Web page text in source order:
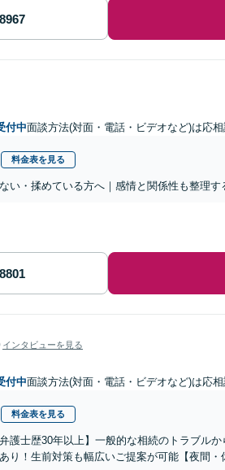
付中面談方法(対面・電話・ビデオなど)は応相
料金表を見る
い・揉めている方へ｜感情と関係性も整理す
インタビューを見る
付中面談方法(対面・電話・ビデオなど)は応相
料金表を見る
護士歴30年以上】一般的な相続のトラブル
り！生前対策も幅広いご提案が可能【夜間・